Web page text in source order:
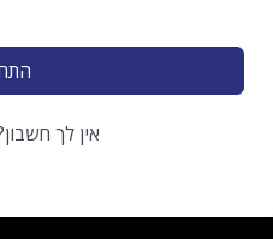
אין לך